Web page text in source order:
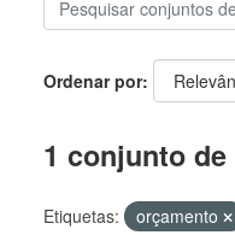
Ordenar por
1 conjunto
Etiquetas: orçamento